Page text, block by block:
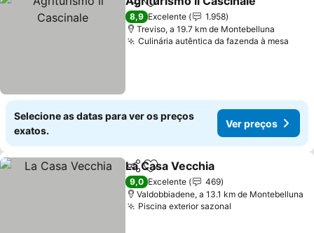
PartilharAdicionar aos favoritos
8,9 Excelente
1.958
Treviso, a 19.7 km de Montebelluna
Culinária autêntica da fazenda à mesa
Selecione as datas para ver os preços
exatos.
Ver preços
PartilharAdicionar aos favoritos
La Casa Vecchia
9,0 Excelente
469
Valdobbiadene, a 13.1 km de Montebelluna
Piscina exterior sazonal